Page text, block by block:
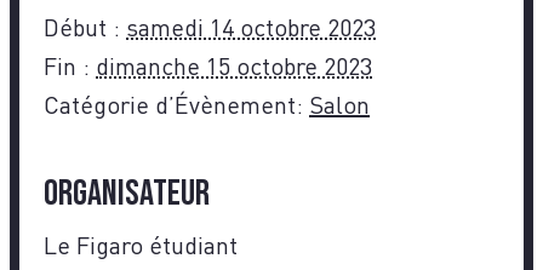
Début : samedi 14 octobre 2023
Fin : dimanche 15 octobre 2023
Catégorie d’Évènement: Salon
Organisateur
Le Figaro étudiant